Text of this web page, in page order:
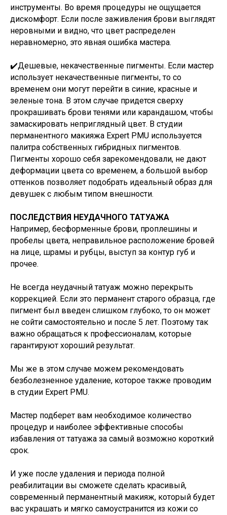
инструменты. Во время процедуры не ощущается
дискомфорт. Если после заживления брови выглядят
неровными и видно, что цвет распределен
неравномерно, это явная ошибка мастера.
✔️Дешевые, некачественные пигменты. Если мастер
использует некачественные пигменты, то со
временем они могут перейти в синие, красные и
зеленые тона. В этом случае придется сверху
прокрашивать брови тенями или карандашом, чтобы
замаскировать неприглядный цвет. В студии
перманентного макияжа Expert PMU используется
палитра собственных гибридных пигментов.
Пигменты хорошо себя зарекомендовали, не дают
деформации цвета со временем, а большой выбор
оттенков позволяет подобрать идеальный образ для
девушек с любым типом внешности.
ПОСЛЕДСТВИЯ НЕУДАЧНОГО ТАТУАЖА
Например, бесформенные брови, проплешины и
пробелы цвета, неправильное расположение бровей
на лице, шрамы и рубцы, выступ за контур губ и
прочее.
Не всегда неудачный татуаж можно перекрыть
коррекцией. Если это перманент старого образца, где
пигмент был введен слишком глубоко, то он может
не сойти самостоятельно и после 5 лет. Поэтому так
важно обращаться к профессионалам, которые
гарантируют хороший результат.
Мы же в этом случае можем рекомендовать
безболезненное удаление, которое также проводим
в студии Expert PMU.
Мастер подберет вам необходимое количество
процедур и наиболее эффективные способы
избавления от татуажа за самый возможно короткий
срок.
И уже после удаления и периода полной
реабилитации вы сможете сделать красивый,
современный перманентный макияж, который будет
вас украшать и мягко самоустранится из кожи со